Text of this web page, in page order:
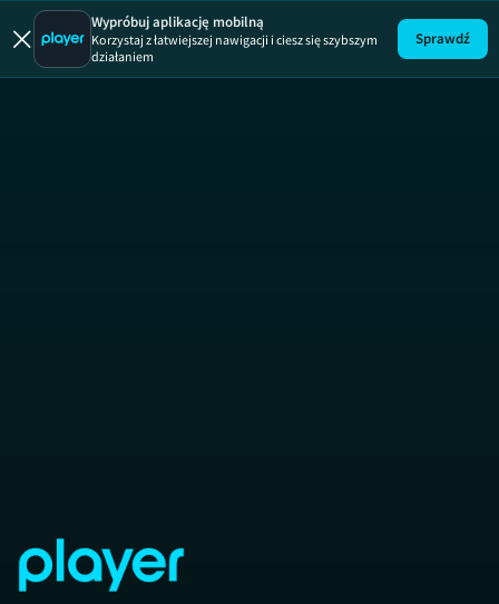
Wypróbuj aplikację mobilną
Korzystaj z łatwiejszej nawigacji i ciesz się szybszym
działaniem
Sprawdź